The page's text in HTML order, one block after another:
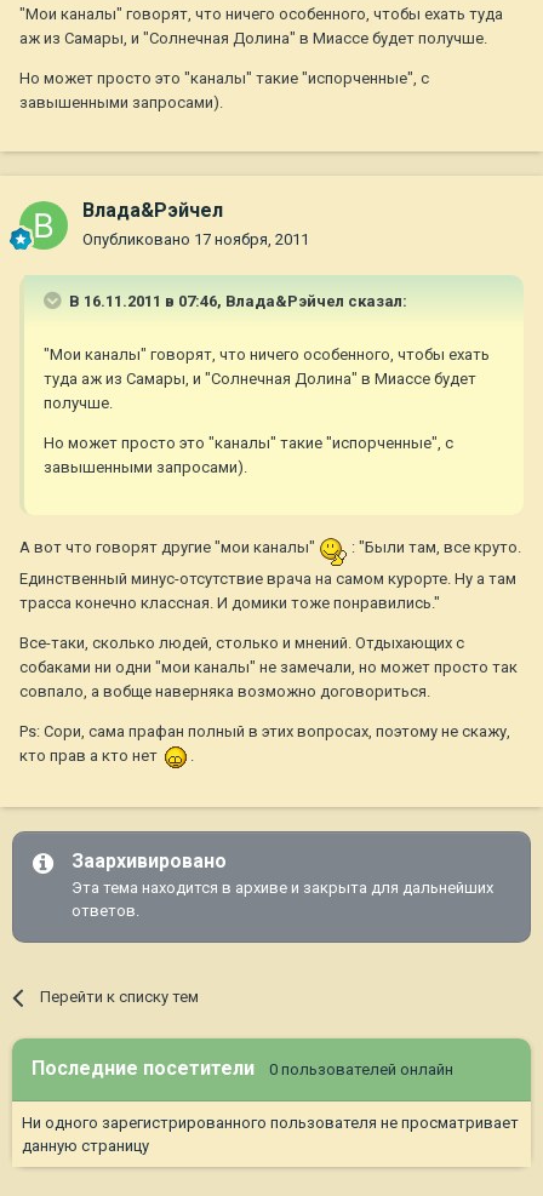
"Мои каналы" говорят, что ничего особенного, чтобы ехать туда
аж из Самары, и "Солнечная Долина" в Миассе будет получше.
Но может просто это "каналы" такие "испорченные", с
завышенными запросами).
Влада&Рэйчел
Опубликовано 17 ноября, 2011
В 16.11.2011 в 07:46, Влада&Рэйчел сказал:
"Мои каналы" говорят, что ничего особенного, чтобы ехать
туда аж из Самары, и "Солнечная Долина" в Миассе будет
получше.
Но может просто это "каналы" такие "испорченные", с
завышенными запросами).
А вот что говорят другие "мои каналы"
: "Были там, все круто.
Единственный минус-отсутствие врача на самом курорте. Ну а там
трасса конечно классная. И домики тоже понравились."
Все-таки, сколько людей, столько и мнений. Отдыхающих с
собаками ни одни "мои каналы" не замечали, но может просто так
совпало, а вобще наверняка возможно договориться.
Ps: Сори, сама прафан полный в этих вопросах, поэтому не скажу,
кто прав а кто нет
.
Заархивировано
Эта тема находится в архиве и закрыта для дальнейших
ответов.
Перейти к списку тем
Последние посетители 0 пользователей онлайн
Ни одного зарегистрированного пользователя не просматривает
данную страницу